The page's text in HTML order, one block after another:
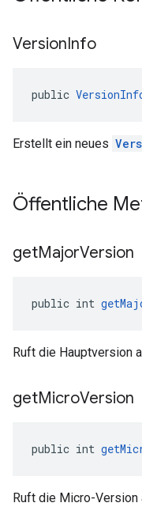
VersionInfo
public
Erstellt ein neues
Öffentliche
getMajorVersion
public int
Ruft die Hauptversion
getMicroVersion
public int
Ruft die Micro-Version